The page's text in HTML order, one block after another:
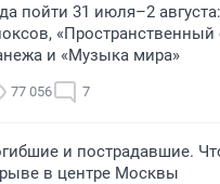
пойти 31 июля–2
«Пространственный
и «Музыка мира»
77 056 7
и пострадавшие.
в центре Москвы